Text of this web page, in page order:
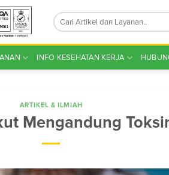
INFO KESEHATAN KERJA
ARTIKEL & ILMIAH
Mengandung